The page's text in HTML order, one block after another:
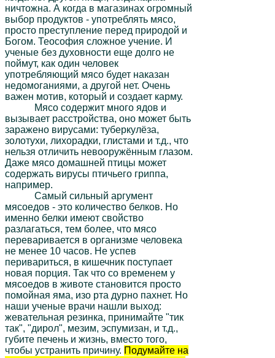
ничтожна. А когда в магазинах огромный
выбор продуктов - употреблять мясо,
просто преступление перед природой и
Богом. Теософия сложное учение. И
ученые без духовности еще долго не
поймут, как один человек
употребляющий мясо будет наказан
недомоганиями, а другой нет. Очень
важен мотив, который и создает карму.
Мясо содержит много ядов и
вызывает расстройства, оно может быть
заражено вирусами: туберкулёза,
золотухи, лихорадки, глистами и т.д., что
нельзя отличить невооружённым глазом.
Даже мясо домашней птицы может
содержать вирусы птичьего гриппа,
например.
Самый сильный аргумент
мясоедов - это количество белков. Но
именно белки имеют свойство
разлагаться, тем более, что мясо
переваривается в организме человека
не менее 10 часов. Не успев
перивариться, в кишечник поступает
новая порция. Так что со временем у
мясоедов в животе становится просто
помойная яма, изо рта дурно пахнет. Но
наши ученые врачи нашли выход:
жевательная резинка, принимайте "тик
так", "дирол", мезим, эспумизан, и т.д.,
губите печень и жизнь, вместо того,
чтобы устранить причину. Подумайте на